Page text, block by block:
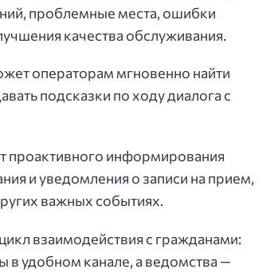
проблемные места, ошибки
качества обслуживания.
операторам мгновенно найти
подсказки по ходу диалога с
проактивного информирования
и уведомления о записи на прием,
важных событиях.
взаимодействия с гражданами:
в удобном канале, а ведомства —